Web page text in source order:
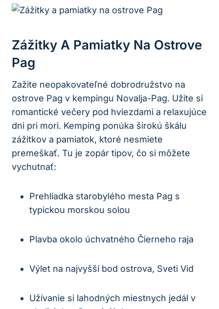
Zážitky A Pamiatky Na Ostrove
Pag
Zažite neopakovateľné dobrodružstvo na
ostrove Pag v kempingu Novalja-Pag. Užite si
romantické večery pod hviezdami a relaxujúce
dni pri mori. Kemping ponúka širokú škálu
zážitkov a pamiatok, ktoré nesmiete
premeškať. Tu je zopár tipov, čo si môžete
vychutnať:
Prehliadka starobylého mesta Pag s
typickou morskou solou
Plavba okolo úchvatného Čierneho raja
Výlet na najvyšší bod ostrova, Sveti Vid
Užívanie si lahodných miestnych jedál v